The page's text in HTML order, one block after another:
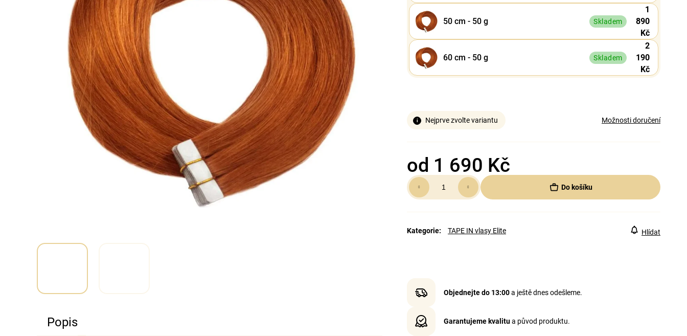
50 cm - 50 g Skladem
1
890
Kč
60 cm - 50 g Skladem
2
190
Kč
Nejprve zvolte variantu Možnosti doručení
od 1 690 Kč
Měrná
cena:
Do košíku
Kategorie: TAPE IN vlasy Elite Hlídat
Objednejte do 13:00a ještě dnes odešleme.
Garantujeme kvalitua původ produktu.
Popis